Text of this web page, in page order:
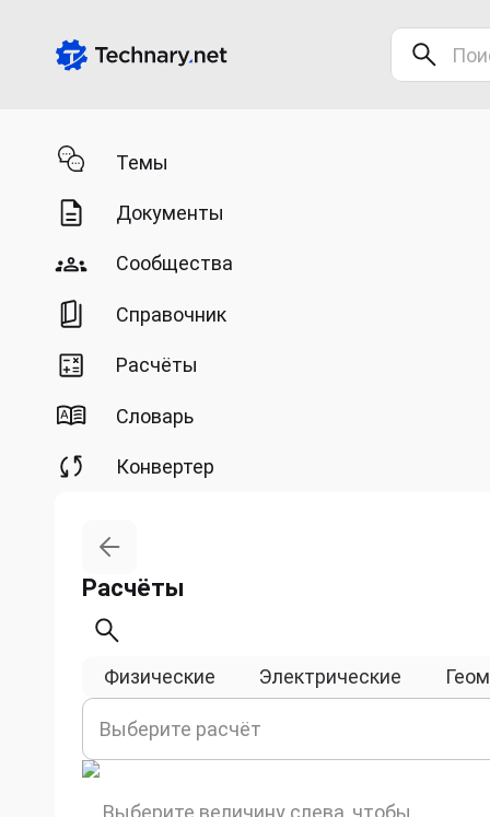
Темы
Документы
Сообщества
Справочник
Расчёты
Словарь
Конвертер
Расчёты
Физические Электрические
Выберите расчёт